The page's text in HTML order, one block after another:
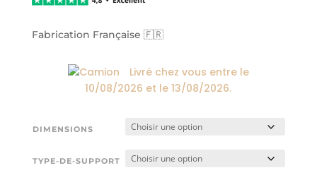
Fabrication Française 🇫🇷
Livré chez vous entre le
10/08/2026 et le13/08/2026.
DIMENSIONS
TYPE-DE-SUPPORT